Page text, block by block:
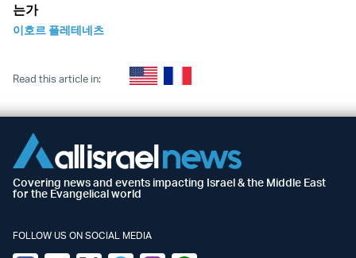
는가
이호르 플레테네츠
Read this article in:
Covering news and events impacting Israel & the Middle East
for the Evangelical world
FOLLOW US ON SOCIAL MEDIA